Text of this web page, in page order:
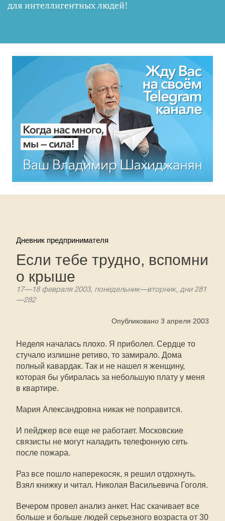
для интеллигентных людей!
Дневник предпринимателя
Если тебе трудно, вспомни
о крыше
17—18 февраля 2003, понедельник—вторник, дни 281
—282
Опубликовано 3 апреля 2003
Неделя началась плохо. Я приболел. Сердце то
стучало излишне ретиво, то замирало. Дома
полный кавардак. Так и не нашел я женщину,
которая бы убиралась за небольшую плату у меня
в квартире.
Мария Александровна никак не поправится.
И пейджер все еще не работает. Московские
связисты не могут наладить телефонную сеть
после пожара.
Раз все пошло наперекосяк, я решил отдохнуть.
Взял книжку и читал. Николая Васильевича Гоголя.
Вечером провел анализ анкет. Нас скачивает все
больше и больше людей серьезного возраста от 30